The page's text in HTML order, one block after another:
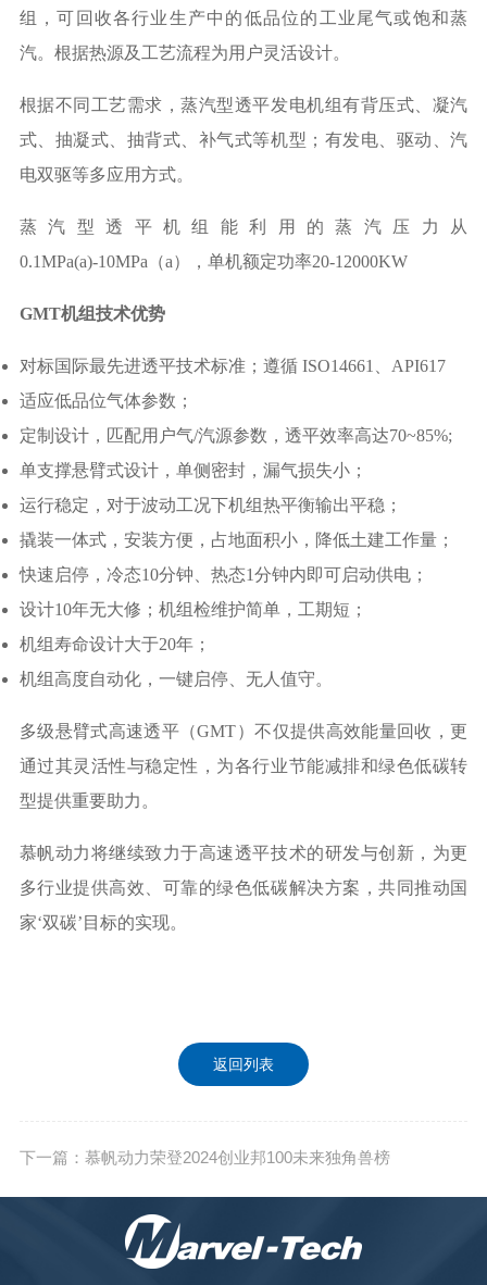
组，可回收各行业生产中的低品位的工业尾气或饱和蒸
汽。根据热源及工艺流程为用户灵活设计。
根据不同工艺需求，蒸汽型透平发电机组有背压式、凝汽
式、抽凝式、抽背式、补气式等机型；有发电、驱动、汽
电双驱等多应用方式。
蒸汽型透平机组能利用的蒸汽压力从
0.1MPa(a)-10MPa（a），单机额定功率20-12000KW
GMT机组技术优势
对标国际最先进透平技术标准；遵循 ISO14661、API617
适应低品位气体参数；
定制设计，匹配用户气/汽源参数，透平效率高达70~85%;
单支撑悬臂式设计，单侧密封，漏气损失小；
运行稳定，对于波动工况下机组热平衡输出平稳；
撬装一体式，安装方便，占地面积小，降低土建工作量；
快速启停，冷态10分钟、热态1分钟内即可启动供电；
设计10年无大修；机组检维护简单，工期短；
机组寿命设计大于20年；
机组高度自动化，一键启停、无人值守。
多级悬臂式高速透平（GMT）不仅提供高效能量回收，更
通过其灵活性与稳定性，为各行业节能减排和绿色低碳转
型提供重要助力。
慕帆动力将继续致力于高速透平技术的研发与创新，为更
多行业提供高效、可靠的绿色低碳解决方案，共同推动国
家‘双碳’目标的实现。
返回列表
下一篇：慕帆动力荣登2024创业邦100未来独角兽榜